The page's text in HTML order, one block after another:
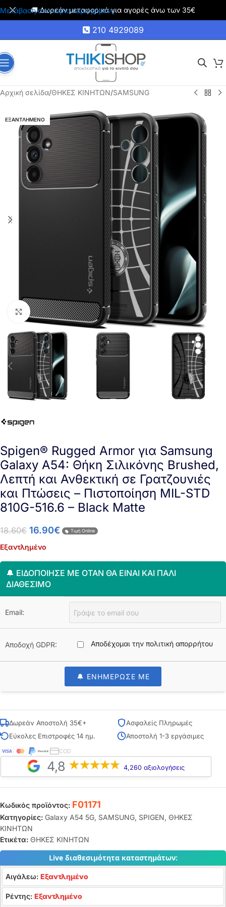
Μετάβαση στο κύριο περιεχόμενο
🚚 Δωρεάν μεταφορικά για αγορές άνω των 35€
210 4929089
Αρχική σελίδα/ΘΗΚΕΣ ΚΙΝΗΤΩΝ/SAMSUNG
ΕΞΑΝΤΛΗΜΕΝΟ
Click to enlarge
Spigen® Rugged Armor για Samsung
Galaxy A54: Θήκη Σιλικόνης Brushed,
Λεπτή και Ανθεκτική σε Γρατζουνιές
και Πτώσεις – Πιστοποίηση MIL-STD
810G-516.6 – Black Matte
18.60€ 16.90€ Τιμή Online
Εξαντλημένο
🔔 ΕΙΔΟΠΟΊΗΣΈ ΜΕ ΌΤΑΝ ΘΑ ΕΊΝΑΙ ΚΑΙ ΠΆΛΙ
ΔΙΑΘΈΣΙΜΟ
Email:
Αποδοχή GDPR: Αποδέχομαι την πολιτική απορρήτου
🔔 ΕΝΗΜΕΡΩΣΕ ΜΕ
Δωρεάν Αποστολή 35€+
Ασφαλείς Πληρωμές
Εύκολες Επιστροφές 14 ημ.
Αποστολή 1-3 εργάσιμες
COD
4,8 4,260 αξιολογήσεις
Κωδικός προϊόντος: F01171
Κατηγορίες: Galaxy A54 5G, SAMSUNG, SPIGEN, ΘΗΚΕΣ
ΚΙΝΗΤΩΝ
Ετικέτα: ΘΗΚΕΣ ΚΙΝΗΤΩΝ
Live διαθεσιμότητα καταστημάτων:
Αιγάλεω: Εξαντλημένο
Ρέντης: Εξαντλημένο